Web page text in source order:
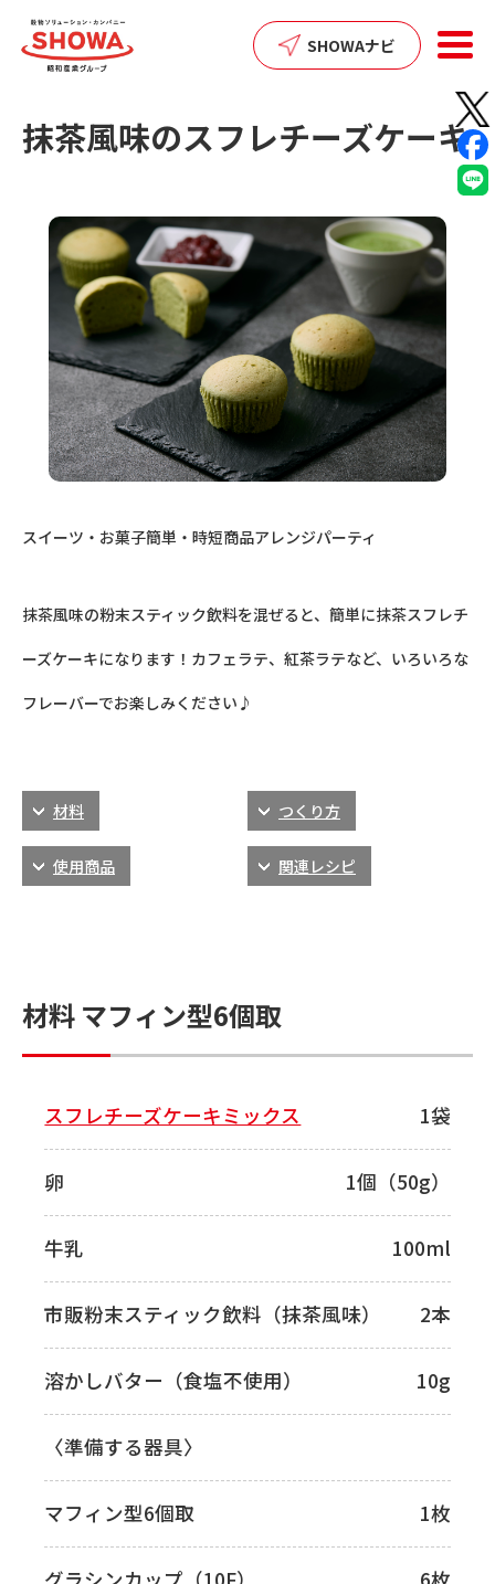
SHOWAナビ
抹茶風味のスフレチーズケーキ
SHARE:
スイーツ・お菓子簡単・時短商品アレンジパーティ
抹茶風味の粉末スティック飲料を混ぜると、簡単に抹茶スフレチ
ーズケーキになります！カフェラテ、紅茶ラテなど、いろいろな
フレーバーでお楽しみください♪
材料 つくり方
使用商品 関連レシピ
材料 マフィン型6個取
スフレチーズケーキミックス 1袋
卵 1個（50g）
牛乳 100ml
市販粉末スティック飲料（抹茶風味） 2本
溶かしバター（食塩不使用） 10g
〈準備する器具〉
マフィン型6個取 1枚